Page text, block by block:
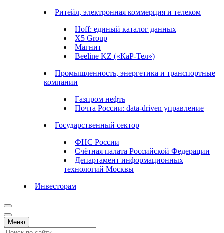
Ритейл, электронная коммерция и телеком
Hoff: единый каталог данных
X5 Group
Магнит
Beeline KZ («КаР-Тел»)
Промышленность, энергетика и транспортные
компании
Газпром нефть
Почта России: data-driven управление
Государственный сектор
ФНС России
Счётная палата Российской Федерации
Департамент информационных
технологий Москвы
Инвесторам
Меню